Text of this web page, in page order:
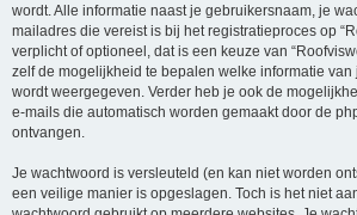
wordt. Alle informatie naast je gebruikersnaam, je
mailadres die vereist is bij het registratieproces op
verplicht of optioneel, dat is een keuze van
zelf de mogelijkheid te bepalen welke informatie
wordt weergegeven. Verder heb je ook de
e-mails die automatisch worden gemaakt door de
ontvangen.
Je wachtwoord is versleuteld (en kan niet worden
een veilige manier is opgeslagen. Toch is het niet